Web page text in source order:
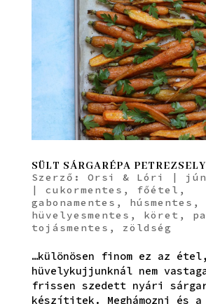
SÜLT SÁRGARÉPA
Szerző: Orsi & Lóri |
| cukormentes , főétel ,
gabonamentes , húsmentes ,
hüvelyesmentes , köret ,
tojásmentes , zöldség
…különösen finom ez az
hüvelykujjunknál nem
frissen szedett nyári
készítitek. Meghámozni és